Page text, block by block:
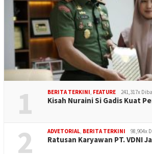
1 BERITA TERKINI FEATURE 241,317x
Kisah Nuraini Si Gadis Kuat
2 ADVETORIAL BERITA TERKINI 98,904x
Ratusan Karyawan PT. VDNI